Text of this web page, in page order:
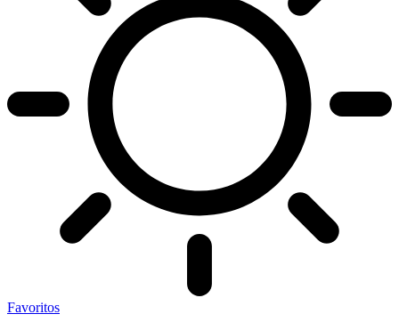
Favoritos